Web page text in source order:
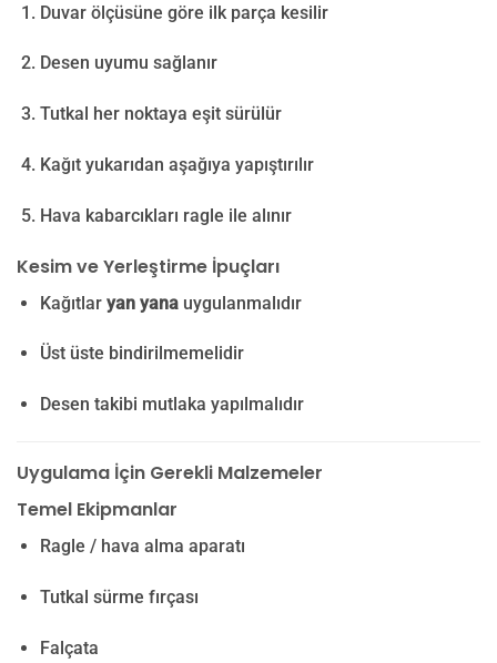
Duvar ölçüsüne göre ilk parça kesilir
Desen uyumu sağlanır
Tutkal her noktaya eşit sürülür
Kağıt yukarıdan aşağıya yapıştırılır
Hava kabarcıkları ragle ile alınır
Kesim ve Yerleştirme İpuçları
Kağıtlar yan yanauygulanmalıdır
Üst üste bindirilmemelidir
Desen takibi mutlaka yapılmalıdır
Uygulama İçin Gerekli Malzemeler
Temel Ekipmanlar
Ragle / hava alma aparatı
Tutkal sürme fırçası
Falçata